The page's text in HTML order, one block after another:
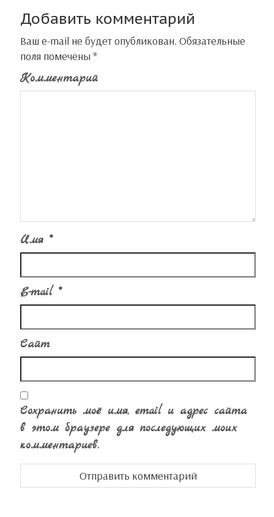
Добавить комментарий
Ваш e-mail не будет опубликован. Обязательные
поля помечены *
Комментарий
Имя *
E-mail *
Сайт
Сохранить моё имя, email и адрес сайта
в этом браузере для последующих моих
комментариев.